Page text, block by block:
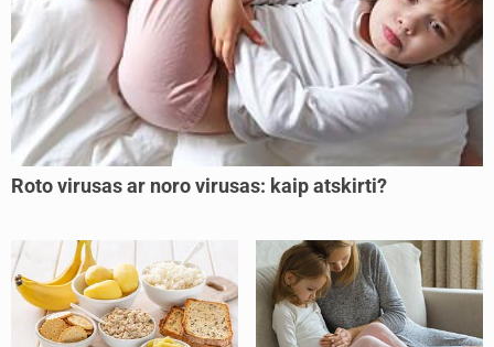
Roto virusas ar noro virusas: kaip atskirti?